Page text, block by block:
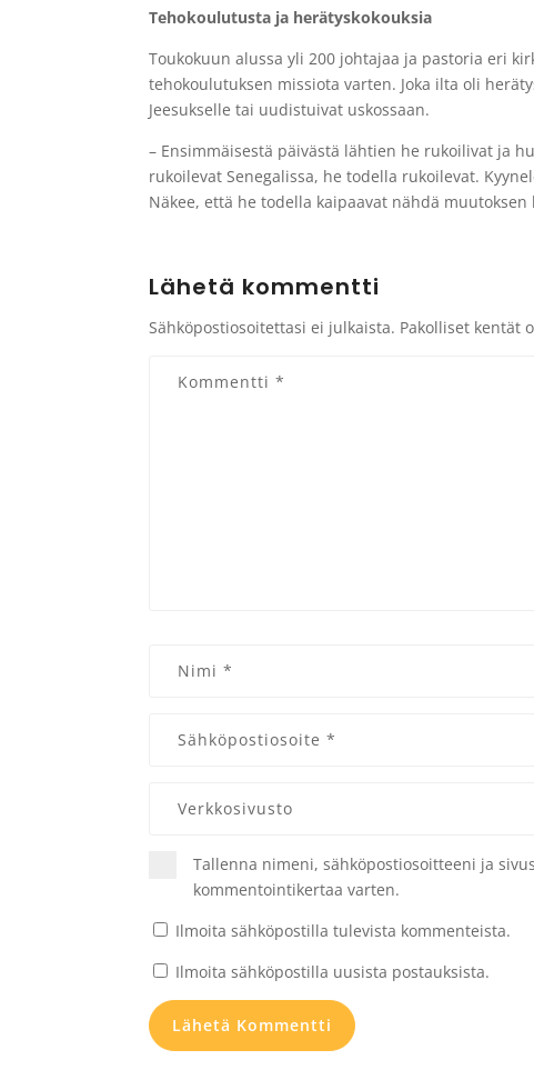
Tehokoulutusta ja herätyskokouksia
Toukokuun alussa yli 200 johtajaa ja pastoria eri
tehokoulutuksen missiota varten. Joka ilta oli
Jeesukselle tai uudistuivat uskossaan.
– Ensimmäisestä päivästä lähtien he rukoilivat ja
rukoilevat Senegalissa, he todella rukoilevat.
Näkee, että he todella kaipaavat nähdä muutoksen
Lähetä kommentti
Sähköpostiosoitettasi ei julkaista. Pakolliset kentät
Tallenna nimeni, sähköpostiosoitteeni ja
kommentointikertaa varten.
Ilmoita sähköpostilla tulevista kommenteista.
Ilmoita sähköpostilla uusista postauksista.